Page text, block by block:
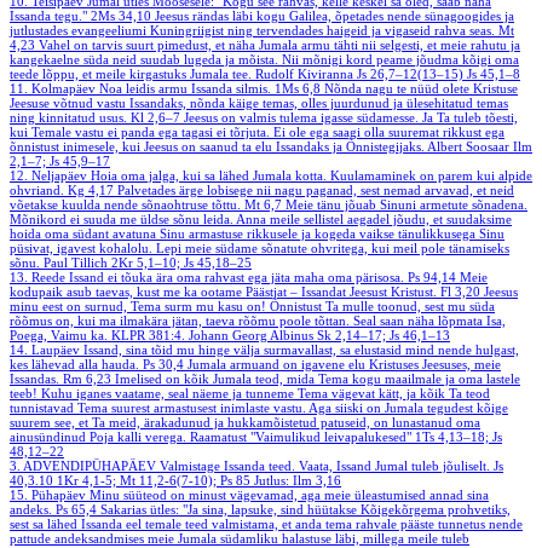
Issanda tegu." 2Ms 34,10 Jeesus rändas läbi kogu Galilea, õpetades nende sünagoogides ja
jutlustades evangeeliumi Kuningriigist ning tervendades haigeid ja vigaseid rahva seas. Mt
4,23 Vahel on tarvis suurt pimedust, et näha Jumala armu tähti nii selgesti, et meie rahutu ja
kangekaelne süda neid suudab lugeda ja mõista. Nii mõnigi kord peame jõudma kõigi oma
teede lõppu, et meile kirgastuks Jumala tee. Rudolf Kiviranna Js 26,7–12(13–15) Js 45,1–8
11. Kolmapäev Noa leidis armu Issanda silmis. 1Ms 6,8 Nõnda nagu te nüüd olete Kristuse
Jeesuse võtnud vastu Issandaks, nõnda käige temas, olles juurdunud ja ülesehitatud temas
ning kinnitatud usus. Kl 2,6–7 Jeesus on valmis tulema igasse südamesse. Ja Ta tuleb tõesti,
kui Temale vastu ei panda ega tagasi ei tõrjuta. Ei ole ega saagi olla suuremat rikkust ega
õnnistust inimesele, kui Jeesus on saanud ta elu Issandaks ja Õnnistegijaks. Albert Soosaar Ilm
2,1–7; Js 45,9–17
12. Neljapäev Hoia oma jalga, kui sa lähed Jumala kotta. Kuulamaminek on parem kui alpide
ohvriand. Kg 4,17 Palvetades ärge lobisege nii nagu paganad, sest nemad arvavad, et neid
võetakse kuulda nende sõnaohtruse tõttu. Mt 6,7 Meie tänu jõuab Sinuni armetute sõnadena.
Mõnikord ei suuda me üldse sõnu leida. Anna meile sellistel aegadel jõudu, et suudaksime
hoida oma südant avatuna Sinu armastuse rikkusele ja kogeda vaikse tänulikkusega Sinu
püsivat, igavest kohalolu. Lepi meie südame sõnatute ohvritega, kui meil pole tänamiseks
sõnu. Paul Tillich 2Kr 5,1–10; Js 45,18–25
13. Reede Issand ei tõuka ära oma rahvast ega jäta maha oma pärisosa. Ps 94,14 Meie
kodupaik asub taevas, kust me ka ootame Päästjat – Issandat Jeesust Kristust. Fl 3,20 Jeesus
minu eest on surnud, Tema surm mu kasu on! Õnnistust Ta mulle toonud, sest mu süda
rõõmus on, kui ma ilmakära jätan, taeva rõõmu poole tõttan. Seal saan näha lõpmata Isa,
Poega, Vaimu ka. KLPR 381:4. Johann Georg Albinus Sk 2,14–17; Js 46,1–13
14. Laupäev Issand, sina tõid mu hinge välja surmavallast, sa elustasid mind nende hulgast,
kes lähevad alla hauda. Ps 30,4 Jumala armuand on igavene elu Kristuses Jeesuses, meie
Issandas. Rm 6,23 Imelised on kõik Jumala teod, mida Tema kogu maailmale ja oma lastele
teeb! Kuhu iganes vaatame, seal näeme ja tunneme Tema vägevat kätt, ja kõik Ta teod
tunnistavad Tema suurest armastusest inimlaste vastu. Aga siiski on Jumala tegudest kõige
suurem see, et Ta meid, ärakadunud ja hukkamõistetud patuseid, on lunastanud oma
ainusündinud Poja kalli verega. Raamatust "Vaimulikud leivapalukesed" 1Ts 4,13–18; Js
48,12–22
3. ADVENDIPÜHAPÄEV Valmistage Issanda teed. Vaata, Issand Jumal tuleb jõuliselt. Js
40,3.10 1Kr 4,1-5; Mt 11,2-6(7-10); Ps 85 Jutlus: Ilm 3,16
15. Pühapäev Minu süüteod on minust vägevamad, aga meie üleastumised annad sina
andeks. Ps 65,4 Sakarias ütles: "Ja sina, lapsuke, sind hüütakse Kõigekõrgema prohvetiks,
sest sa lähed Issanda eel temale teed valmistama, et anda tema rahvale pääste tunnetus nende
pattude andeksandmises meie Jumala südamliku halastuse läbi, millega meile tuleb